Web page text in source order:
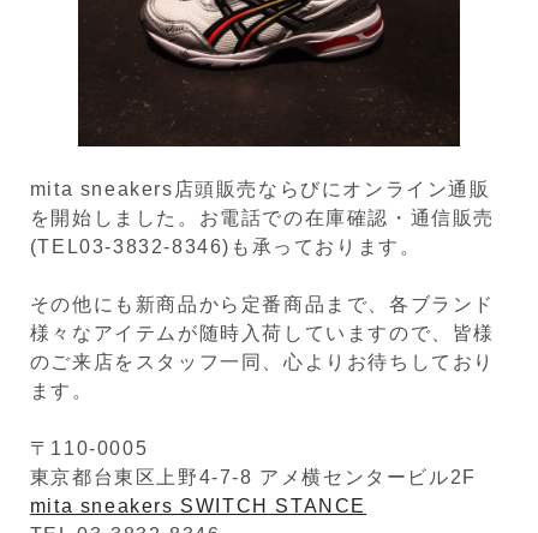
mita sneakers店頭販売ならびにオンライン通販
を開始しました。お電話での在庫確認・通信販売
(TEL03-3832-8346)も承っております。
その他にも新商品から定番商品まで、各ブランド
様々なアイテムが随時入荷していますので、皆様
のご来店をスタッフ一同、心よりお待ちしており
ます。
〒110-0005
東京都台東区上野4-7-8 アメ横センタービル2F
mita sneakers SWITCH STANCE